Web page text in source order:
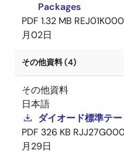
Packages
PDF 1.32 MB
月02日
その他資料 (4)
その他資料
日本語
ダイオード標準テ
PDF 326 KB
月29日